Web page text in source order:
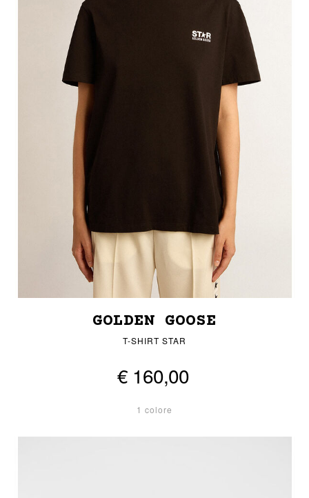
GOLDEN GOOSE
T-SHIRT STAR
€ 160,00
1 colore